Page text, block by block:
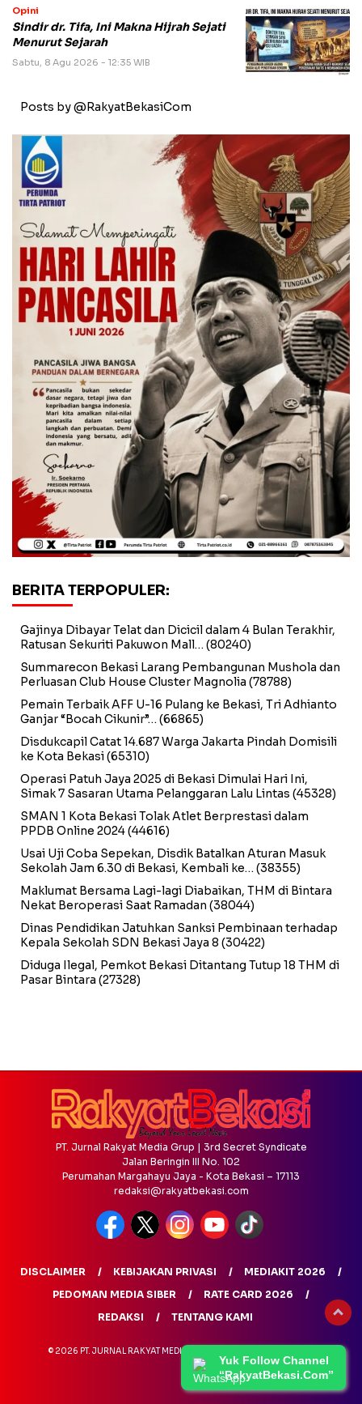
Opini
Sindir dr. Tifa, Ini Makna Hijrah Sejati
Menurut Sejarah
Sabtu, 8 Agu 2026 - 12:35 WIB
Posts by @RakyatBekasiCom
BERITA TERPOPULER:
Gajinya Dibayar Telat dan Dicicil dalam 4 Bulan Terakhir,
Ratusan Sekuriti Pakuwon Mall… (80240)
Summarecon Bekasi Larang Pembangunan Mushola dan
Perluasan Club House Cluster Magnolia (78788)
Pemain Terbaik AFF U-16 Pulang ke Bekasi, Tri Adhianto
Ganjar “Bocah Cikunir”… (66865)
Disdukcapil Catat 14.687 Warga Jakarta Pindah Domisili
ke Kota Bekasi(65310)
Operasi Patuh Jaya 2025 di Bekasi Dimulai Hari Ini,
Simak 7 Sasaran Utama Pelanggaran Lalu Lintas (45328)
SMAN 1 Kota Bekasi Tolak Atlet Berprestasi dalam
PPDB Online 2024(44616)
Usai Uji Coba Sepekan, Disdik Batalkan Aturan Masuk
Sekolah Jam 6.30 di Bekasi, Kembali ke… (38355)
Maklumat Bersama Lagi-lagi Diabaikan, THM di Bintara
Nekat Beroperasi Saat Ramadan (38044)
Dinas Pendidikan Jatuhkan Sanksi Pembinaan terhadap
Kepala Sekolah SDN Bekasi Jaya 8 (30422)
Diduga Ilegal, Pemkot Bekasi Ditantang Tutup 18 THM di
Pasar Bintara (27328)
Yuk Follow Channel
“RakyatBekasi.Com”
PT. Jurnal Rakyat Media Grup | 3rd Secret Syndicate
Jalan Beringin III No. 102
Perumahan Margahayu Jaya - Kota Bekasi – 17113
redaksi@rakyatbekasi.com
DISCLAIMER KEBIJAKAN PRIVASI
MEDIAKIT 2026
PEDOMAN MEDIA SIBER
RATE CARD 2026
REDAKSI
TENTANG KAMI
© 2026 PT. JURNAL RAKYAT MEDIA GRUP - ALL RIGHTS RESERVED